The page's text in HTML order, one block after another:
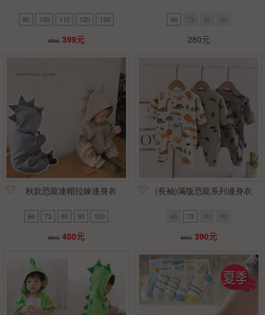
90 100 110 120 130
490元 399元
66 73 80
280元
秋款恐龍連帽拉鍊連身衣
66 73 80 90 100
590元 450元
(長袖)滿版恐龍系列連身衣
73 80
490元 390元